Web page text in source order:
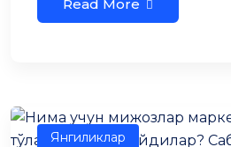
Read More
Янгиликлар